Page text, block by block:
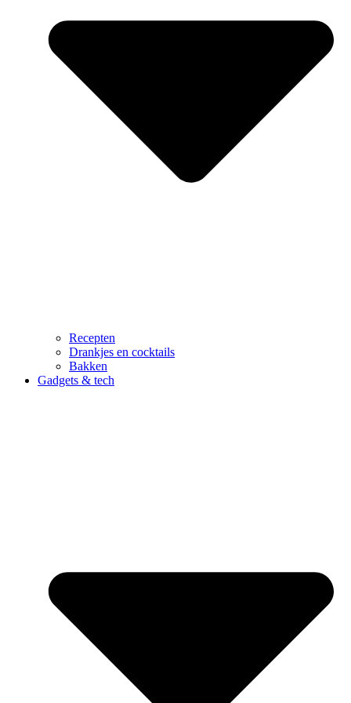
Recepten
Drankjes en cocktails
Bakken
Gadgets & tech